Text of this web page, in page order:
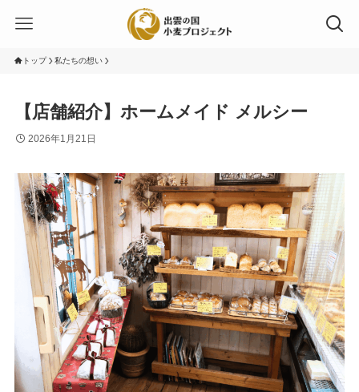
トップ 私たちの想い
【店舗紹介】ホームメイド メルシー
2026年1月21日